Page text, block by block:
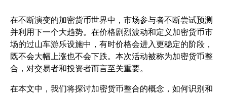
在不断演变的加密货币世界中，市场参与者不断尝试预测
并利用下一个大趋势。在价格剧烈波动和定义加密货币市
场的过山车游乐设施中，有时价格会进入更稳定的阶段，
既不会大幅上涨也不会下跌。本次活动被称为加密货币整
合，对交易者和投资者而言至关重要。
在本文中，我们将探讨加密货币整合的概念，如何识别和